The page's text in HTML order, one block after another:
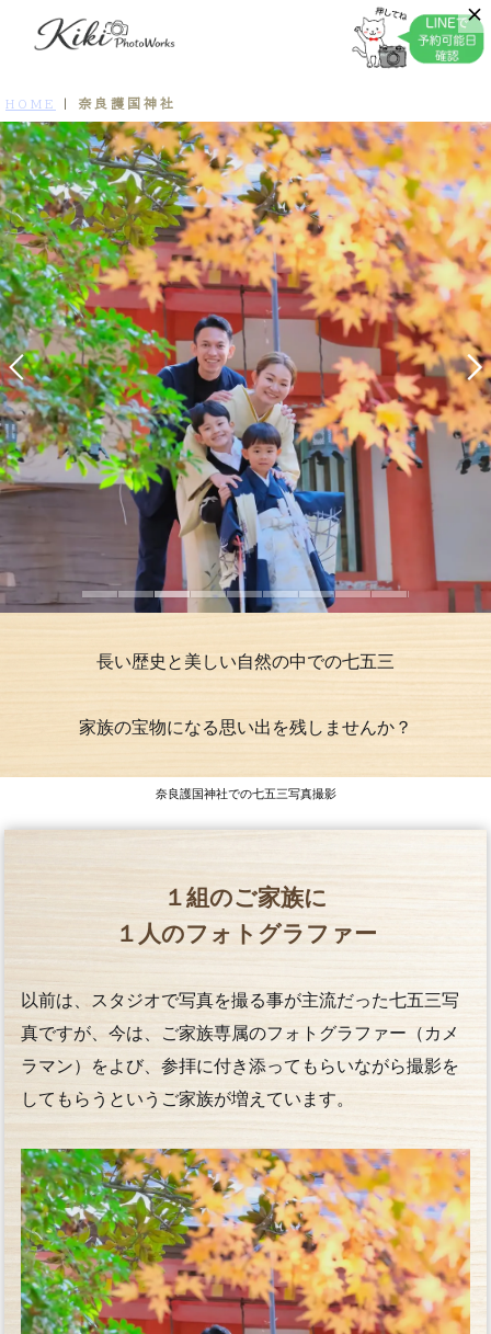
HOME 奈良護国神社
長い歴史と美しい自然の中での七五三
家族の宝物になる思い出を残しませんか？
奈良護国神社での七五三写真撮影
１組のご家族に
１人のフォトグラファー
以前は、スタジオで写真を撮る事が主流だった七五三写
真ですが、今は、ご家族専属のフォトグラファー（カメ
ラマン）をよび、参拝に付き添ってもらいながら撮影を
してもらうというご家族が増えています。